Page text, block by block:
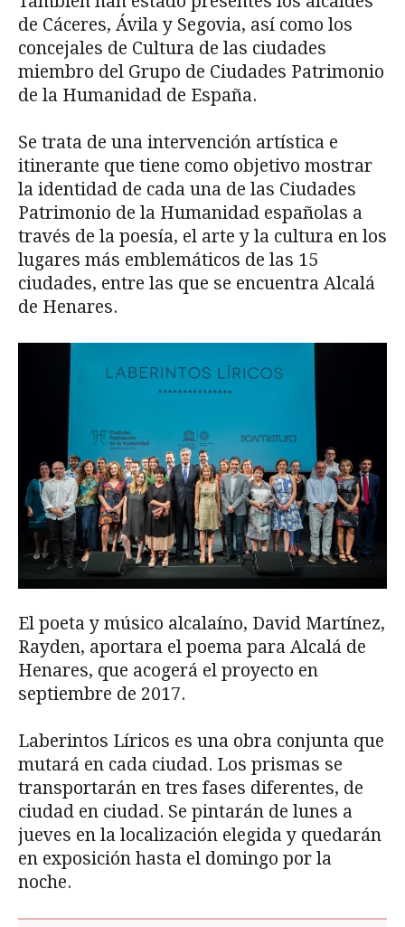
de Cáceres, Ávila y Segovia, así como los
concejales de Cultura de las ciudades
miembro del Grupo de Ciudades Patrimonio
de la Humanidad de España.
Se trata de una intervención artística e
itinerante que tiene como objetivo mostrar
la identidad de cada una de las Ciudades
Patrimonio de la Humanidad españolas a
través de la poesía, el arte y la cultura en los
lugares más emblemáticos de las 15
ciudades, entre las que se encuentra Alcalá
de Henares.
El poeta y músico alcalaíno, David Martínez,
Rayden, aportara el poema para Alcalá de
Henares, que acogerá el proyecto en
septiembre de 2017.
Laberintos Líricos es una obra conjunta que
mutará en cada ciudad. Los prismas se
transportarán en tres fases diferentes, de
ciudad en ciudad. Se pintarán de lunes a
jueves en la localización elegida y quedarán
en exposición hasta el domingo por la
noche.